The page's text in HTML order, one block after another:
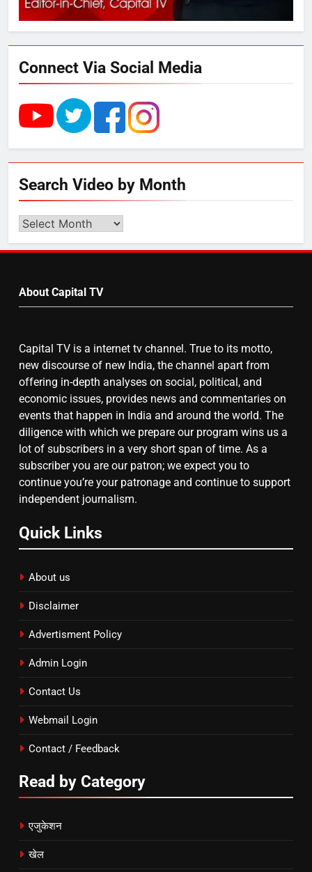
राम की नगरी अयोध्या में आने वाले भक्तों
का स्वागत करेगा लक्ष्मण द्वार
उत्तर प्रदेश में गांवों में बढ़ेंगी सुविधाएं: 67%
बढ़ा पंचायतों का बजट
गाजा युद्धविराम को लेकर बड़ी खबरें
दिल्ली कोर्ट ने IRCTC घोटाले में आरोप
8
सुप्रीम कोर्ट ने राहुल गांधी के ‘वोट चोरी’
के आरोप खारिज किए, शेखपुरा में पीएम की
मां को गाली पर कोर्ट का समन जारी
Connect Via Social Media
Search Video by Month
Search
by
About Capital TV
Capital TV is a internet tv channel. True to its motto,
new discourse of new India, the channel apart from
offering in-depth analyses on social, political, and
economic issues, provides news and commentaries on
events that happen in India and around the world. The
diligence with which we prepare our program wins us a
lot of subscribers in a very short span of time. As a
subscriber you are our patron; we expect you to
continue you’re your patronage and continue to support
independent journalism.
Quick Links
About us
Disclaimer
Advertisment Policy
Admin Login
Contact Us
Webmail Login
Contact / Feedback
Read by Category
एजुकेशन
खेल